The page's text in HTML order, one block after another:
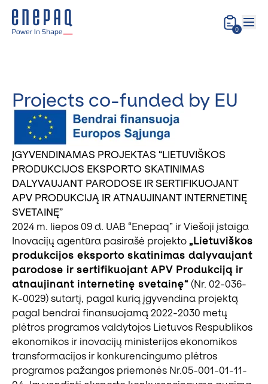
0
Projects co-funded by EU
ĮGYVENDINAMAS PROJEKTAS “LIETUVIŠKOS
PRODUKCIJOS EKSPORTO SKATINIMAS
DALYVAUJANT PARODOSE IR SERTIFIKUOJANT
APV PRODUKCIJĄ IR ATNAUJINANT INTERNETINĘ
SVETAINĘ”
2024 m. liepos 09 d. UAB “Enepaq” ir Viešoji įstaiga
Inovacijų agentūra pasirašė projekto„Lietuviškos
produkcijos eksporto skatinimas dalyvaujant
parodose ir sertifikuojant APV Produkciją ir
atnaujinant internetinę svetainę“ (Nr. 02-036-
K-0029) sutartį, pagal kurią įgyvendina projektą
pagal bendrai finansuojamą 2022-2030 metų
plėtros programos valdytojos Lietuvos Respublikos
ekonomikos ir inovacijų ministerijos ekonomikos
transformacijos ir konkurencingumo plėtros
programos pažangos priemonės Nr.05-001-01-11-